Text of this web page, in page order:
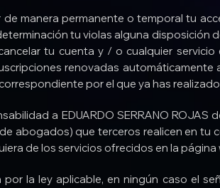
manera permanente o temporal tu
tu violas alguna disposición
tu cuenta y / o cualquier
renovadas
por el que ya has
a EDUARDO SERRANO
abogados) que terceros realicen en tu
de los servicios ofrecidos en la página
la ley aplicable, en ningún caso el